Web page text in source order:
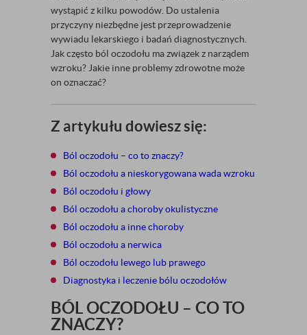
wystąpić z kilku powodów. Do ustalenia
przyczyny niezbędne jest przeprowadzenie
wywiadu lekarskiego i badań diagnostycznych.
Jak często ból oczodołu ma związek z narządem
wzroku? Jakie inne problemy zdrowotne może
on oznaczać?
Z artykułu dowiesz się:
Ból oczodołu – co to znaczy?
Ból oczodołu a nieskorygowana wada wzroku
Ból oczodołu i głowy
Ból oczodołu a choroby okulistyczne
Ból oczodołu a inne choroby
Ból oczodołu a nerwica
Ból oczodołu lewego lub prawego
Diagnostyka i leczenie bólu oczodołów
BÓL OCZODOŁU – CO TO
ZNACZY?